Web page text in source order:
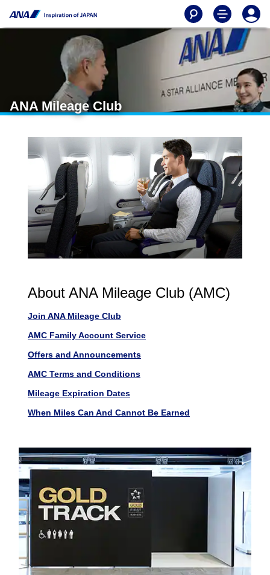
ANA Mileage Club
About ANA Mileage Club (AMC)
Join ANA Mileage Club
AMC Family Account Service
Offers and Announcements
AMC Terms and Conditions
Mileage Expiration Dates
When Miles Can And Cannot Be Earned